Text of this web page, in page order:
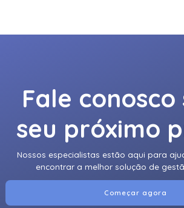
Fale conosco
seu próximo
Nossos especialistas estão aqui para
encontrar a melhor solução de
Começar agora